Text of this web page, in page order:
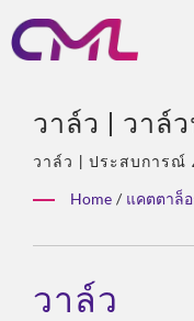
วาล์ว | วาล์
รับการรับรอ
และ CE – ก
ของ CML
วาล์ว | ประสบการณ์
และวาล์ว, ตัวแทนจำ
Home / แคตตาล็
วาล์ว